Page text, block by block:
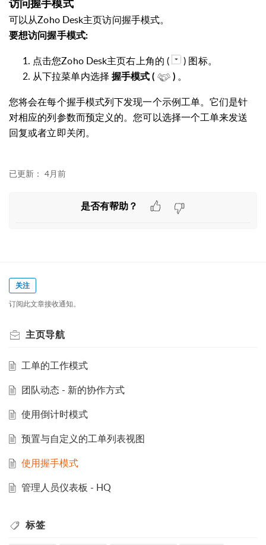
访问握手模式
可以从Zoho Desk主页访问握手模式。
要想访问握手模式:
点击您Zoho Desk主页右上角的 (
) 图标。
从下拉菜单内选择 握手模式 ( )。
您将会在每个握手模式列下发现一个示例工单。它们是针
对相应的列参数而预定义的。您可以选择一个工单来发送
回复或者立即关闭。
已更新： 4月前
是否有帮助？
关注
订阅此文章接收通知。
主页导航
工单的工作模式
团队动态 - 新的协作方式
使用倒计时模式
预置与自定义的工单列表视图
使用握手模式
管理人员仪表板 - HQ
标签